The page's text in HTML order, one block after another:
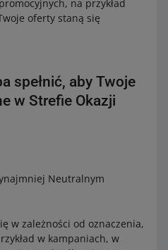
na przykład
oferty staną się
spełnić, aby Twoje
w Strefie Okazji
Neutralnym
w zależności od oznaczenia,
w kampaniach, w